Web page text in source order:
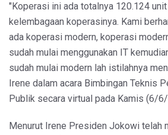
"Koperasi ini ada totalnya 120.124
kelembagaan koperasinya. Kami
ada koperasi modern, koperasi
sudah mulai menggunakan IT
sudah mulai modern lah istilahnya
Irene dalam acara Bimbingan Teknis
Publik secara virtual pada Kamis (6/
Menurut Irene Presiden Jokowi telah